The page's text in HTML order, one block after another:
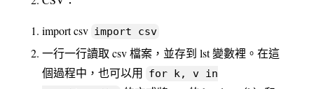
import csv import csv
一行一行讀取 csv 檔案，並存到 lst 變數裡。在這
個過程中，也可以用 for k, v in